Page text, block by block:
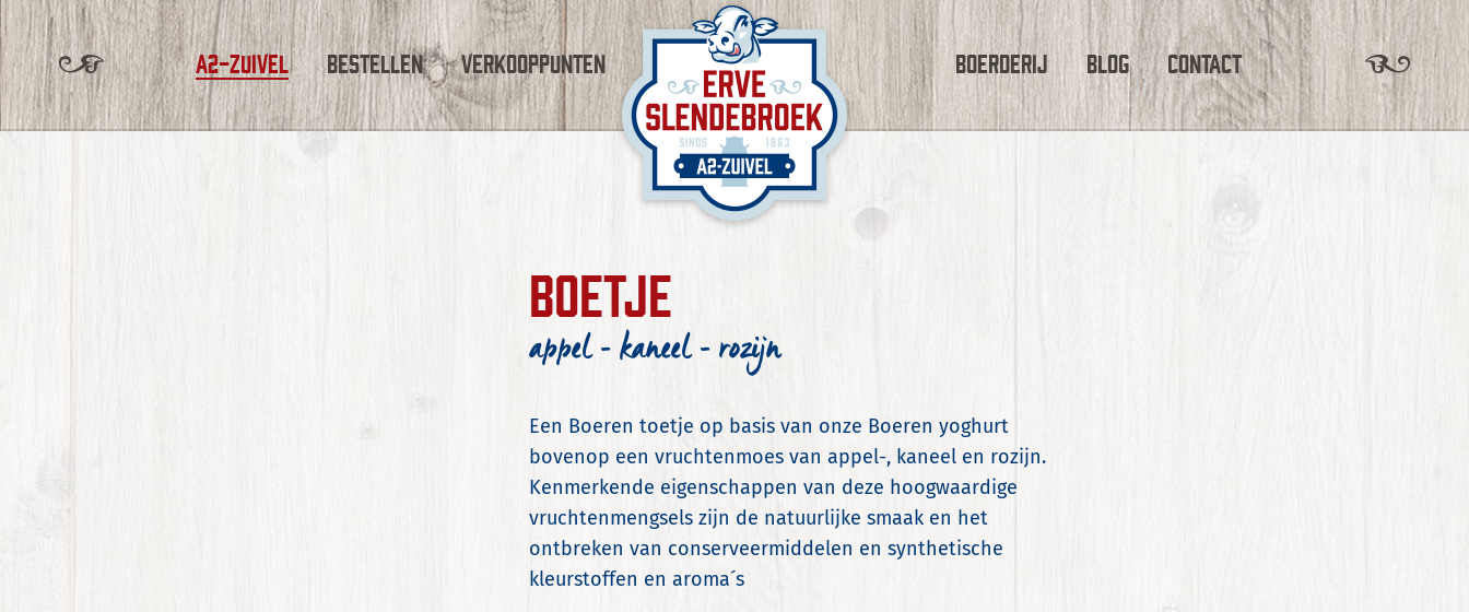
A2-Zuivel Bestellen Verkooppunten Boerderij Blog Contact
BOETJE
appel - kaneel - rozijn
Een Boeren toetje op basis van onze Boeren yoghurt
bovenop een vruchtenmoes van appel-, kaneel en rozijn.
Kenmerkende eigenschappen van deze hoogwaardige
vruchtenmengsels zijn de natuurlijke smaak en het
ontbreken van conserveermiddelen en synthetische
kleurstoffen en aroma´s